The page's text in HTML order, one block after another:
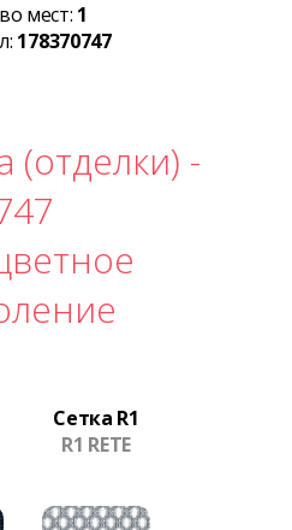
мест: 1
178370747
(отделки) -
Сетка R1
R1 RETE